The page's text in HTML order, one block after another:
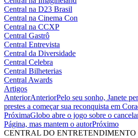
Central na D23 Brasil
Central na Cinema Con
Central na CCXP
Central Gastrô
Central Entrevista
Central da Diversidade
Central Celebra
Central Bilheterias
Central Awards
Artigos
AnteriorAnteriorPelo seu sonho, Janete
prestes a começar sua reconquista em
PróximaGlobo abre o jogo sobre o
Página, mas mantem o autorPróximo
CENTRAL DO ENTRETENDIMENTO